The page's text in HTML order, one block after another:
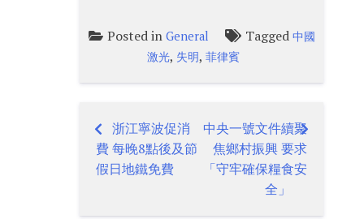
Posted in General Tagged 中國
激光, 失明,菲律賓
Post
navigation
浙江寧波促消
費 每晚8點後及節
假日地鐵免費
中央一號文件續聚
焦鄉村振興 要求
「守牢確保糧食安
全」